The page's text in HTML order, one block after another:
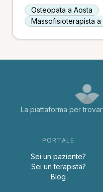
Osteopata a Aosta
Massofisioterapista a
La piattaforma per
PORTALE
Sei un paziente?
Sei un terapista?
Blog